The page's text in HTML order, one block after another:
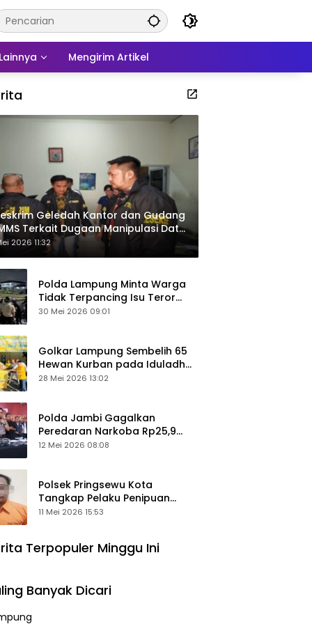
Lainnya Mengirim Artikel
Geledah Kantor dan Gudang
Terkait Dugaan Manipulasi Data
Sawit
2026 11:32
Polda Lampung Minta Warga
Tidak Terpancing Isu Teror
Pocong Palsu, Patroli
30 Mei 2026 09:01
Golkar Lampung Sembelih 65
Hewan Kurban pada Iduladha
1447 Hijriah
28 Mei 2026 13:02
Polda Jambi Gagalkan
Peredaran Narkoba Rp25,9
Miliar, Empat Tersangka
12 Mei 2026 08:08
Polsek Pringsewu Kota
Tangkap Pelaku Penipuan
Mobil, Sempat Kabur ke Jambi
11 Mei 2026 15:53
Terpopuler Minggu Ini
Banyak Dicari